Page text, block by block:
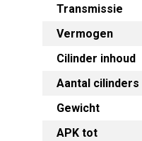
Transmissie
Vermogen
Cilinder inhoud
Aantal cilinders
Gewicht
APK tot